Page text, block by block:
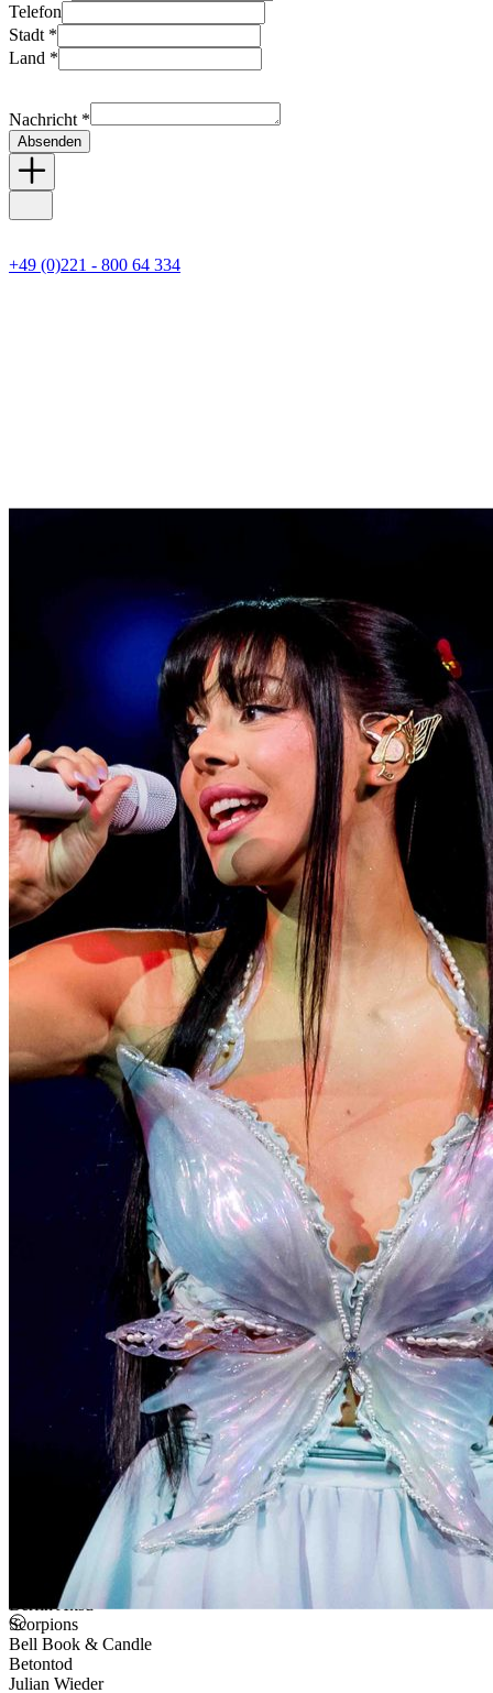
Telefon
Stadt *
Land *
Nachricht *
Absenden
+49 (0)221 - 800 64 334
Die Toten Hosen
Måneskin
Berfin Aksu
Scorpions
Bell Book & Candle
Betontod
Julian Wieder